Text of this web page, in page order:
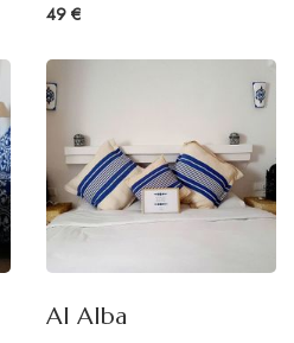
49 €
Al Alba